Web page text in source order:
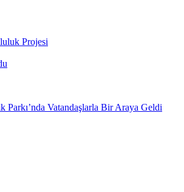
Projesi
Vatandaşlarla Bir Araya Geldi